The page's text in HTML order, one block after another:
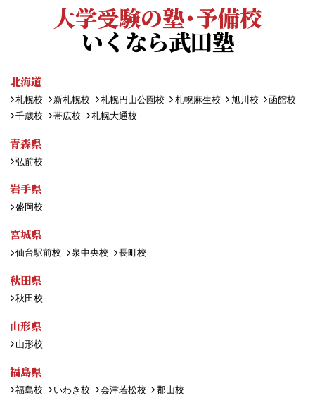
大学受験の塾・予備校
いくなら武田塾
北海道
札幌校 新札幌校 札幌円山公園校 札幌麻生校 旭川校
函館校
千歳校
帯広校 札幌大通校
青森県
弘前校
岩手県
盛岡校
宮城県
仙台駅前校 泉中央校 長町校
秋田県
秋田校
山形県
山形校
福島県
福島校 いわき校 会津若松校 郡山校